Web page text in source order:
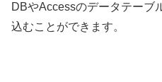
DBやAccessのデータテーブ
込むことができます。